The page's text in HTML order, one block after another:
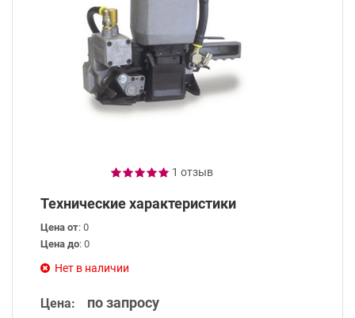
1 отзыв
Технические характеристики
Цена от: 0
Цена до: 0
Нет в наличии
Цена: по запросу